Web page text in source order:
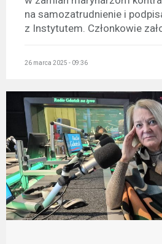
na samozatrudnienie i
z Instytutem. Członkowie
26 marca 2025 - 09:36